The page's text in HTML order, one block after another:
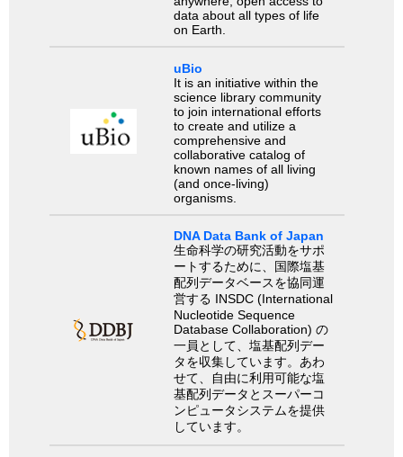
data about all types of life
on Earth.
uBio
It is an initiative within the
science library community
to join international efforts
to create and utilize a
comprehensive and
collaborative catalog of
known names of all living
(and once-living)
organisms.
DNA Data Bank of Japan
生命科学の研究活動をサポ
ートするために、国際塩基
配列データベースを協同運
営する INSDC (International
Nucleotide Sequence
Database Collaboration) の
一員として、塩基配列デー
タを収集しています。あわ
せて、自由に利用可能な塩
基配列データとスーパーコ
ンピュータシステムを提供
しています。